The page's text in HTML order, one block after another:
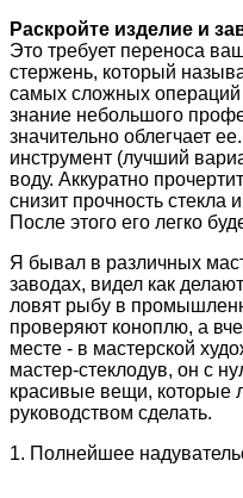
Раскройте изделие и
Это требует переноса
стержень, который
самых сложных операций
знание небольшого
значительно облегчает
инструмент (лучший
воду. Аккуратно
снизит прочность стекла
После этого его легко
Я бывал в различных
заводах, видел как
ловят рыбу в
проверяют коноплю, а
месте - в мастерской
мастер-стеклодув, он с
красивые вещи, которые
руководством сделать.
1. Полнейшее